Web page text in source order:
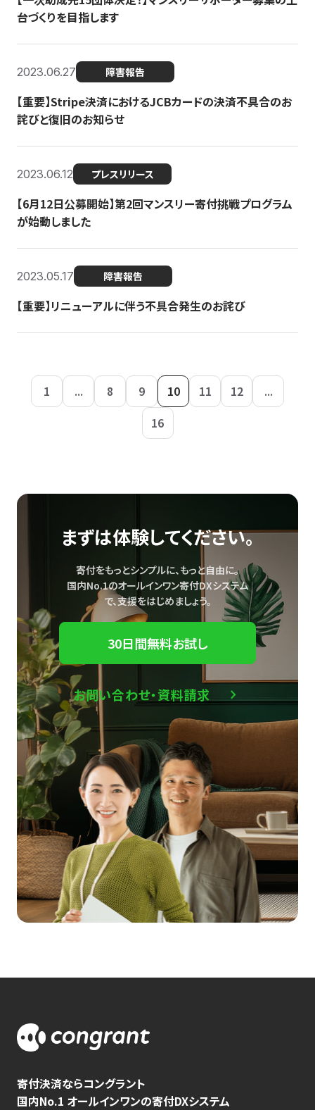
台づくりを目指します
2023.06.27 障害報告
【重要】Stripe決済におけるJCBカードの決済不具合のお
詫びと復旧のお知らせ
2023.06.12 プレスリリース
【6月12日公募開始】第2回マンスリー寄付挑戦プログラム
が始動しました
2023.05.17 障害報告
【重要】リニューアルに伴う不具合発生のお詫び
1 ... 8 9 10 11 12
...
16
まずは体験してください。
寄付をもっとシンプルに、もっと自由に。
国内No.1のオールインワン寄付DXシステム
で、支援をはじめましょう。
30日間無料お試し
お問い合わせ・資料請求
寄付決済ならコングラント
国内No.1 オールインワンの寄付DXシステム